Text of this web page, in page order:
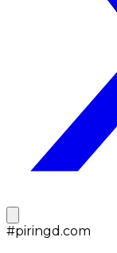
#piringd.com